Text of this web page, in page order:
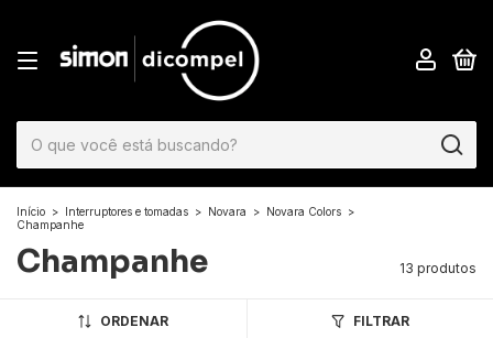
Início > Interruptores e tomadas > Novara > Novara Colors >
Champanhe
Champanhe 13 produtos
ORDENAR FILTRAR